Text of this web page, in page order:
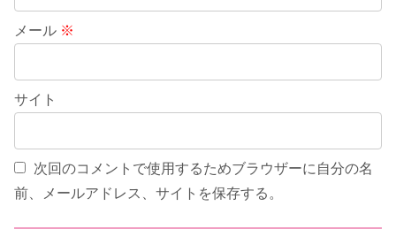
メール ※
サイト
次回のコメントで使用するためブラウザーに自分の名
前、メールアドレス、サイトを保存する。